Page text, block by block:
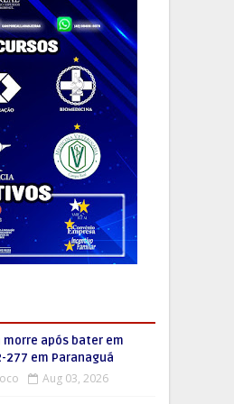
após bater em
277 em Paranaguá
Aug 03, 2026